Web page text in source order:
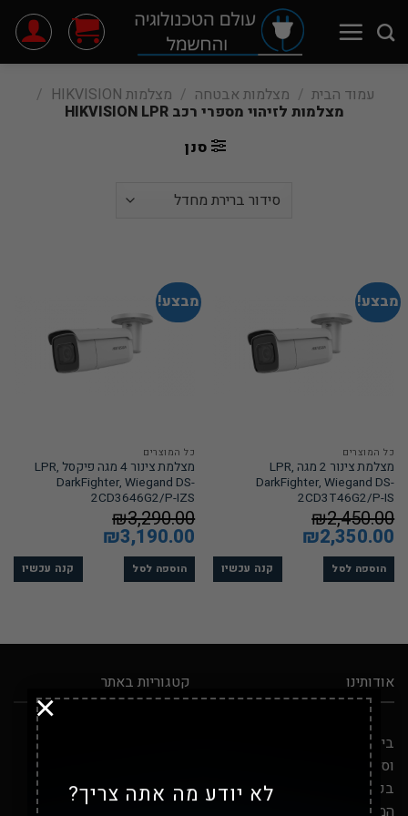
לא יודע מה אתה צריך?
×
עמוד הבית / מצלמות אבטחה / מצלמות HIKVISION /
מצלמות לזיהוי מספרי רכב HIKVISION LPR
סנן
מבצע!
כל המוצרים
מצלמת צינור 2 מגה LPR,
DarkFighter, Wiegand DS-
2CD3T46G2/P-IS
₪2,450.00
המחיר
המקורי
היה:
₪2,450.00.
₪2,350.00 המחיר
הנוכחי
₪2,350.00. הוספה לסל קנה עכשיו
מבצע!
כל המוצרים
מצלמת צינור 4 מגה פיקסל LPR,
DarkFighter, Wiegand DS-
2CD3646G2/P-IZS
₪3,290.00
המחיר
המקורי
היה:
₪3,290.00.
₪3,190.00 המחיר
הנוכחי
₪3,190.00. הוספה לסל קנה עכשיו
אודותינו
בין אם אתם תושבי ירושלים
וסביבותיה ובין אם אתם גרים
בכל נקודה בישראל על פני
המפה, אם אתם צריכים
קטגוריות באתר
סטים מושלמים